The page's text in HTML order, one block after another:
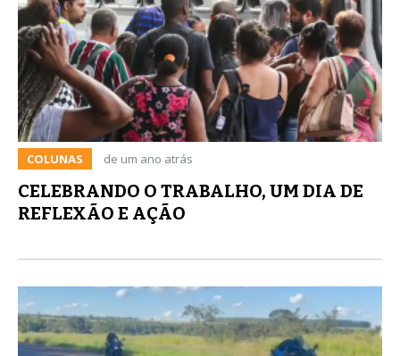
COLUNAS de um ano atrás
CELEBRANDO O TRABALHO, UM DIA DE
REFLEXÃO E AÇÃO